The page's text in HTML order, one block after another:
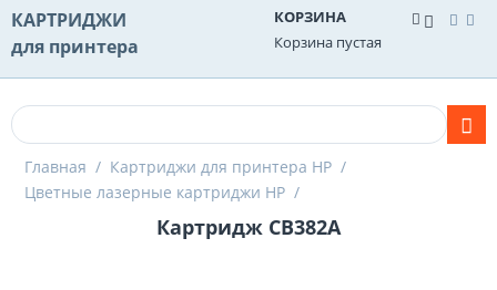
КАРТРИДЖИ
для принтера
КОРЗИНА
Корзина пустая
Главная / Картриджи для принтера HP /
Цветные лазерные картриджи HP /
Картридж CB382A